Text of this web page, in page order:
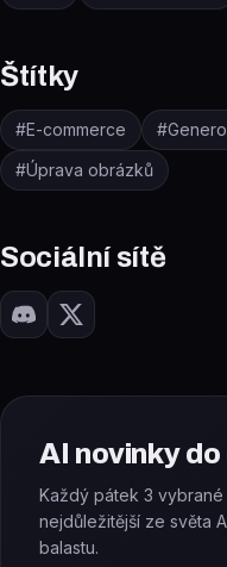
Štítky
#E-commerce #
#Úprava obrázků
Sociální sítě
AI novinky do
Každý pátek 3
nejdůležitější ze světa
balastu.